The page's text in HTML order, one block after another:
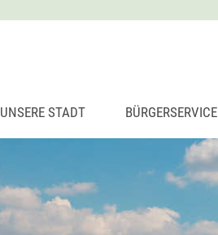
UNSERE STADT BÜRGERSERVICE